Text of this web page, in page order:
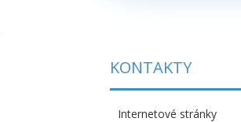
KONTAKTY
Internetové stránky